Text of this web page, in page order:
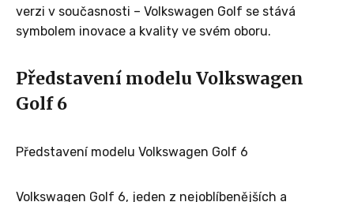
verzi v současnosti – Volkswagen Golf se stává
symbolem inovace a kvality ve svém oboru.
Představení modelu Volkswagen
Golf 6
Představení modelu Volkswagen Golf 6
Volkswagen Golf 6, jeden z nejoblíbenějších a